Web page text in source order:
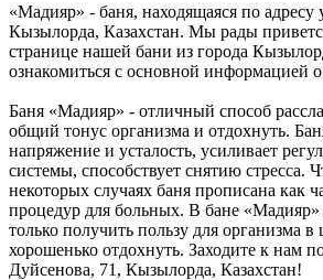
«Мадияр» - баня, находящаяся по адресу
Кызылорда, Казахстан. Мы рады
странице нашей бани из города
ознакомиться с основной информацией о
Баня «Мадияр» - отличный способ
общий тонус организма и отдохнуть.
напряжение и усталость, усиливает
системы, способствует снятию стресса.
некоторых случаях баня прописана как
процедур для больных. В бане
только получить пользу для организма
хорошенько отдохнуть. Заходите к нам
Дуйсенова, 71, Кызылорда, Казахстан!